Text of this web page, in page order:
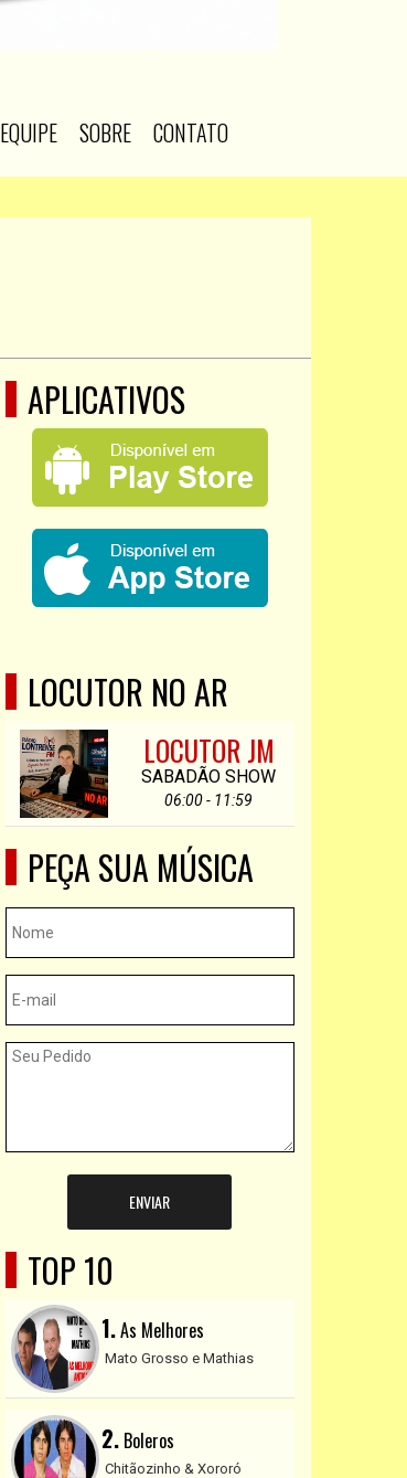
EQUIPE SOBRE CONTATO
APLICATIVOS
LOCUTOR NO AR
LOCUTOR JM
SABADÃO SHOW
06:00 - 11:59
PEÇA SUA MÚSICA
ENVIAR
TOP 10
1.As Melhores
Mato Grosso e Mathias
2.Boleros
Chitãozinho & Xororó